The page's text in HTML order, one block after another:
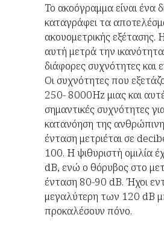
Το ακοόγραμμα είναι ένα
καταγράφει τα
ακουομετρικής εξέτασης.
αυτή μετρά την
διάφορες συχνότητες και
Οι συχνότητες που
250- 8000Ηz μιας και
σημαντικές συχνότητες
κατανόηση της
ένταση μετριέται σε
100. Η ψιθυριστή ομιλία
dB, ενώ ο θόρυβος στο
ένταση 80-90 dB. Ήχοι
μεγαλύτερη των 120 dB
προκαλέσουν πόνο.